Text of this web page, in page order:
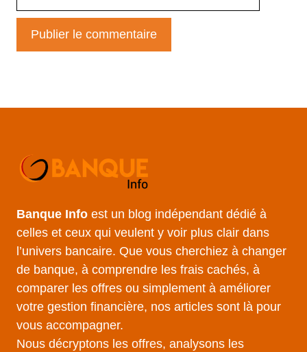
Banque Info est un blog indépendant dédié à
celles et ceux qui veulent y voir plus clair dans
l’univers bancaire. Que vous cherchiez à changer
de banque, à comprendre les frais cachés, à
comparer les offres ou simplement à améliorer
votre gestion financière, nos articles sont là pour
vous accompagner.
Nous décryptons les offres, analysons les